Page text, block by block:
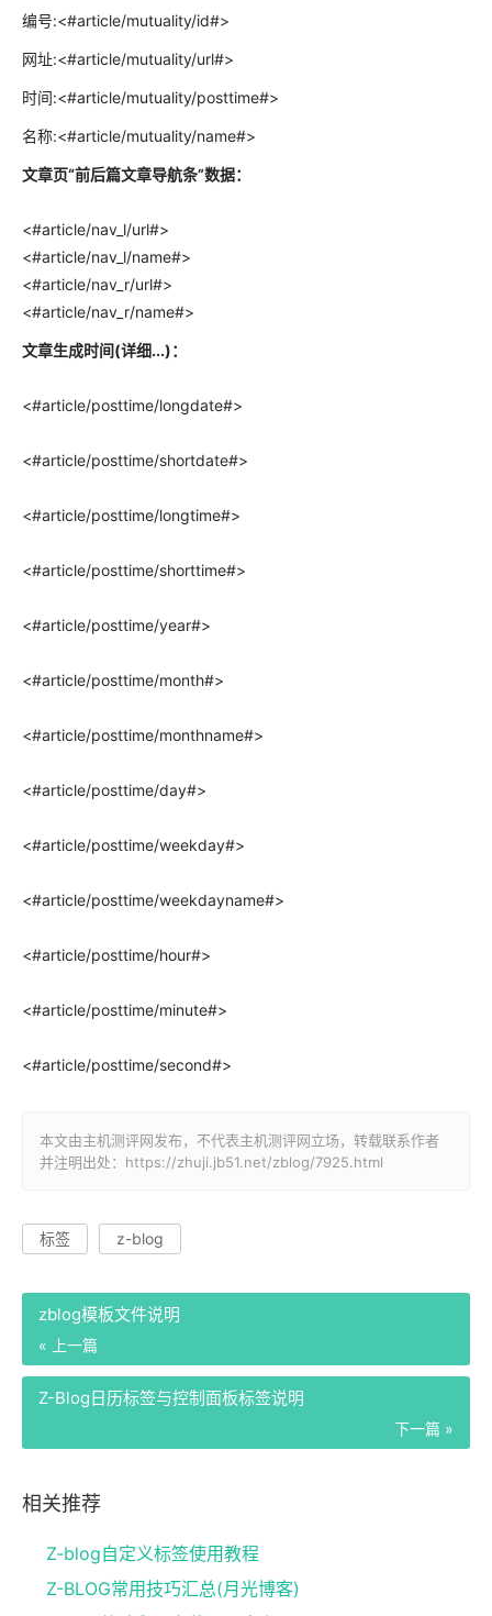
编号:<#article/mutuality/id#>
网址:<#article/mutuality/url#>
时间:<#article/mutuality/posttime#>
名称:<#article/mutuality/name#>
文章页“前后篇文章导航条”数据：
<#article/nav_l/url#>
<#article/nav_l/name#>
<#article/nav_r/url#>
<#article/nav_r/name#>
文章生成时间(详细...)：
<#article/posttime/longdate#>
<#article/posttime/shortdate#>
<#article/posttime/longtime#>
<#article/posttime/shorttime#>
<#article/posttime/year#>
<#article/posttime/month#>
<#article/posttime/monthname#>
<#article/posttime/day#>
<#article/posttime/weekday#>
<#article/posttime/weekdayname#>
<#article/posttime/hour#>
<#article/posttime/minute#>
<#article/posttime/second#>
本文由主机测评网发布，不代表主机测评网立场，转载联系作者
并注明出处：https://zhuji.jb51.net/zblog/7925.html
标签 z-blog
zblog模板文件说明
« 上一篇
Z-Blog日历标签与控制面板标签说明
下一篇 »
相关推荐
Z-blog自定义标签使用教程
Z-BLOG常用技巧汇总(月光博客)